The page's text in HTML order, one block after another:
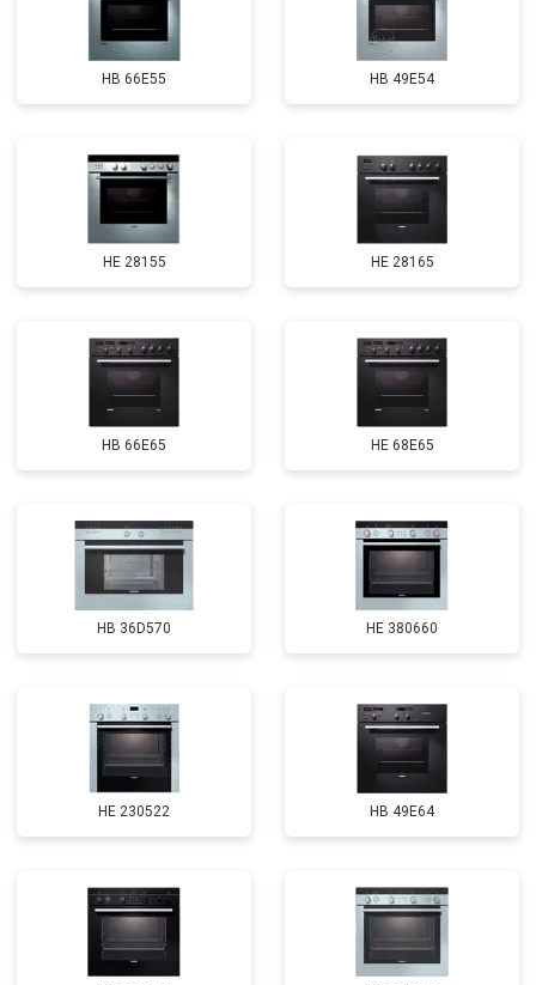
HB 66E55 HB 49E54
HE 28155 HE 28165
HB 66E65 HE 68E65
HB 36D570 HE 380660
HE 230522 HB 49E64